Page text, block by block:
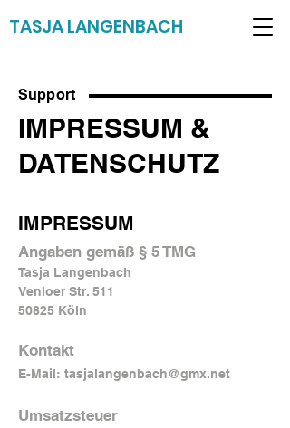
TASJA LANGENBACH
Support
IMPRESSUM &
DATENSCHUTZ
IMPRESSUM
Angaben gemäß § 5 TMG
Tasja Langenbach
Venloer Str. 511
50825 Köln
Kontakt
E-Mail: tasjalangenbach@gmx.net
Umsatzsteuer